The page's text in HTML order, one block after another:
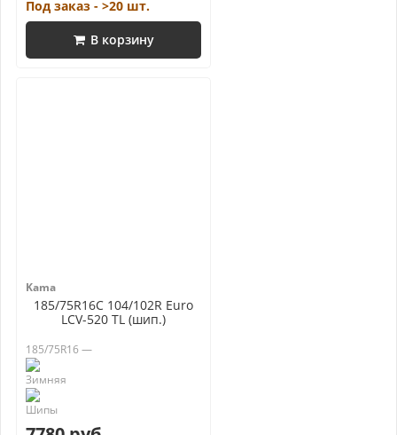
Под заказ - >20 шт.
В корзину
Kama
185/75R16C 104/102R Euro
LCV-520 TL (шип.)
185/75R16 —